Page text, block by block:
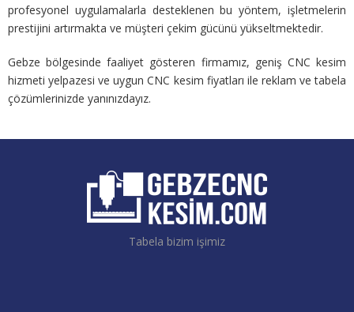
profesyonel uygulamalarla desteklenen bu yöntem, işletmelerin
prestijini artırmakta ve müşteri çekim gücünü yükseltmektedir.
Gebze bölgesinde faaliyet gösteren firmamız, geniş CNC kesim
hizmeti yelpazesi ve uygun CNC kesim fiyatları ile reklam ve tabela
çözümlerinizde yanınızdayız.
Tabela bizim işimiz